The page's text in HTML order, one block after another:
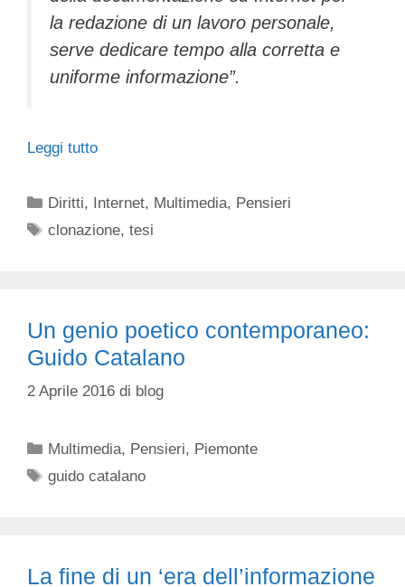
la redazione di un lavoro personale,
serve dedicare tempo alla corretta e
uniforme informazione”.
Leggi tutto
Categorie
Diritti, Internet, Multimedia, Pensieri
Tag
clonazione,tesi
Un genio poetico contemporaneo:
Guido Catalano
2 Aprile 2016 di blog
Categorie
Multimedia, Pensieri, Piemonte
Tag
guido catalano
La fine di un ‘era dell’informazione